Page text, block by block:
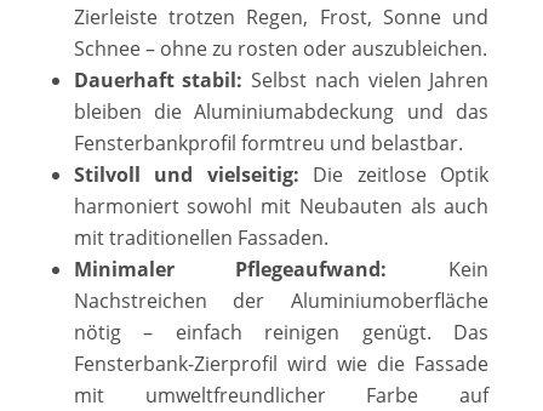
Zierleiste trotzen Regen, Frost, Sonne und
Schnee – ohne zu rosten oder auszubleichen.
Dauerhaft stabil: Selbst nach vielen Jahren
bleiben die Aluminiumabdeckung und das
Fensterbankprofil formtreu und belastbar.
Stilvoll und vielseitig: Die zeitlose Optik
harmoniert sowohl mit Neubauten als auch
mit traditionellen Fassaden.
Minimaler Pflegeaufwand: Kein
Nachstreichen der Aluminiumoberfläche
nötig – einfach reinigen genügt. Das
Fensterbank-Zierprofil wird wie die Fassade
mit umweltfreundlicher Farbe auf